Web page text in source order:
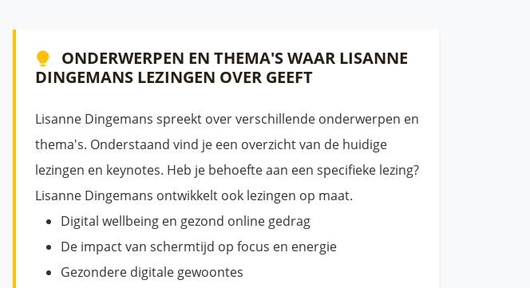
ONDERWERPEN EN THEMA'S WAAR LISANNE
DINGEMANS LEZINGEN OVER GEEFT
Lisanne Dingemans spreekt over verschillende onderwerpen en
thema's. Onderstaand vind je een overzicht van de huidige
lezingen en keynotes. Heb je behoefte aan een specifieke lezing?
Lisanne Dingemans ontwikkelt ook lezingen op maat.
Digital wellbeing en gezond online gedrag
De impact van schermtijd op focus en energie
Gezondere digitale gewoontes